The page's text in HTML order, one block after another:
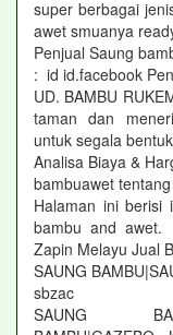
super berbagai
awet smuanya
Penjual Saung
: id id.facebook
UD. BAMBU
taman dan
untuk segala
Analisa Biaya &
bambuawet
Halaman ini berisi
bambu and
Zapin Melayu Jual
SAUNG
sbzac
SAUNG